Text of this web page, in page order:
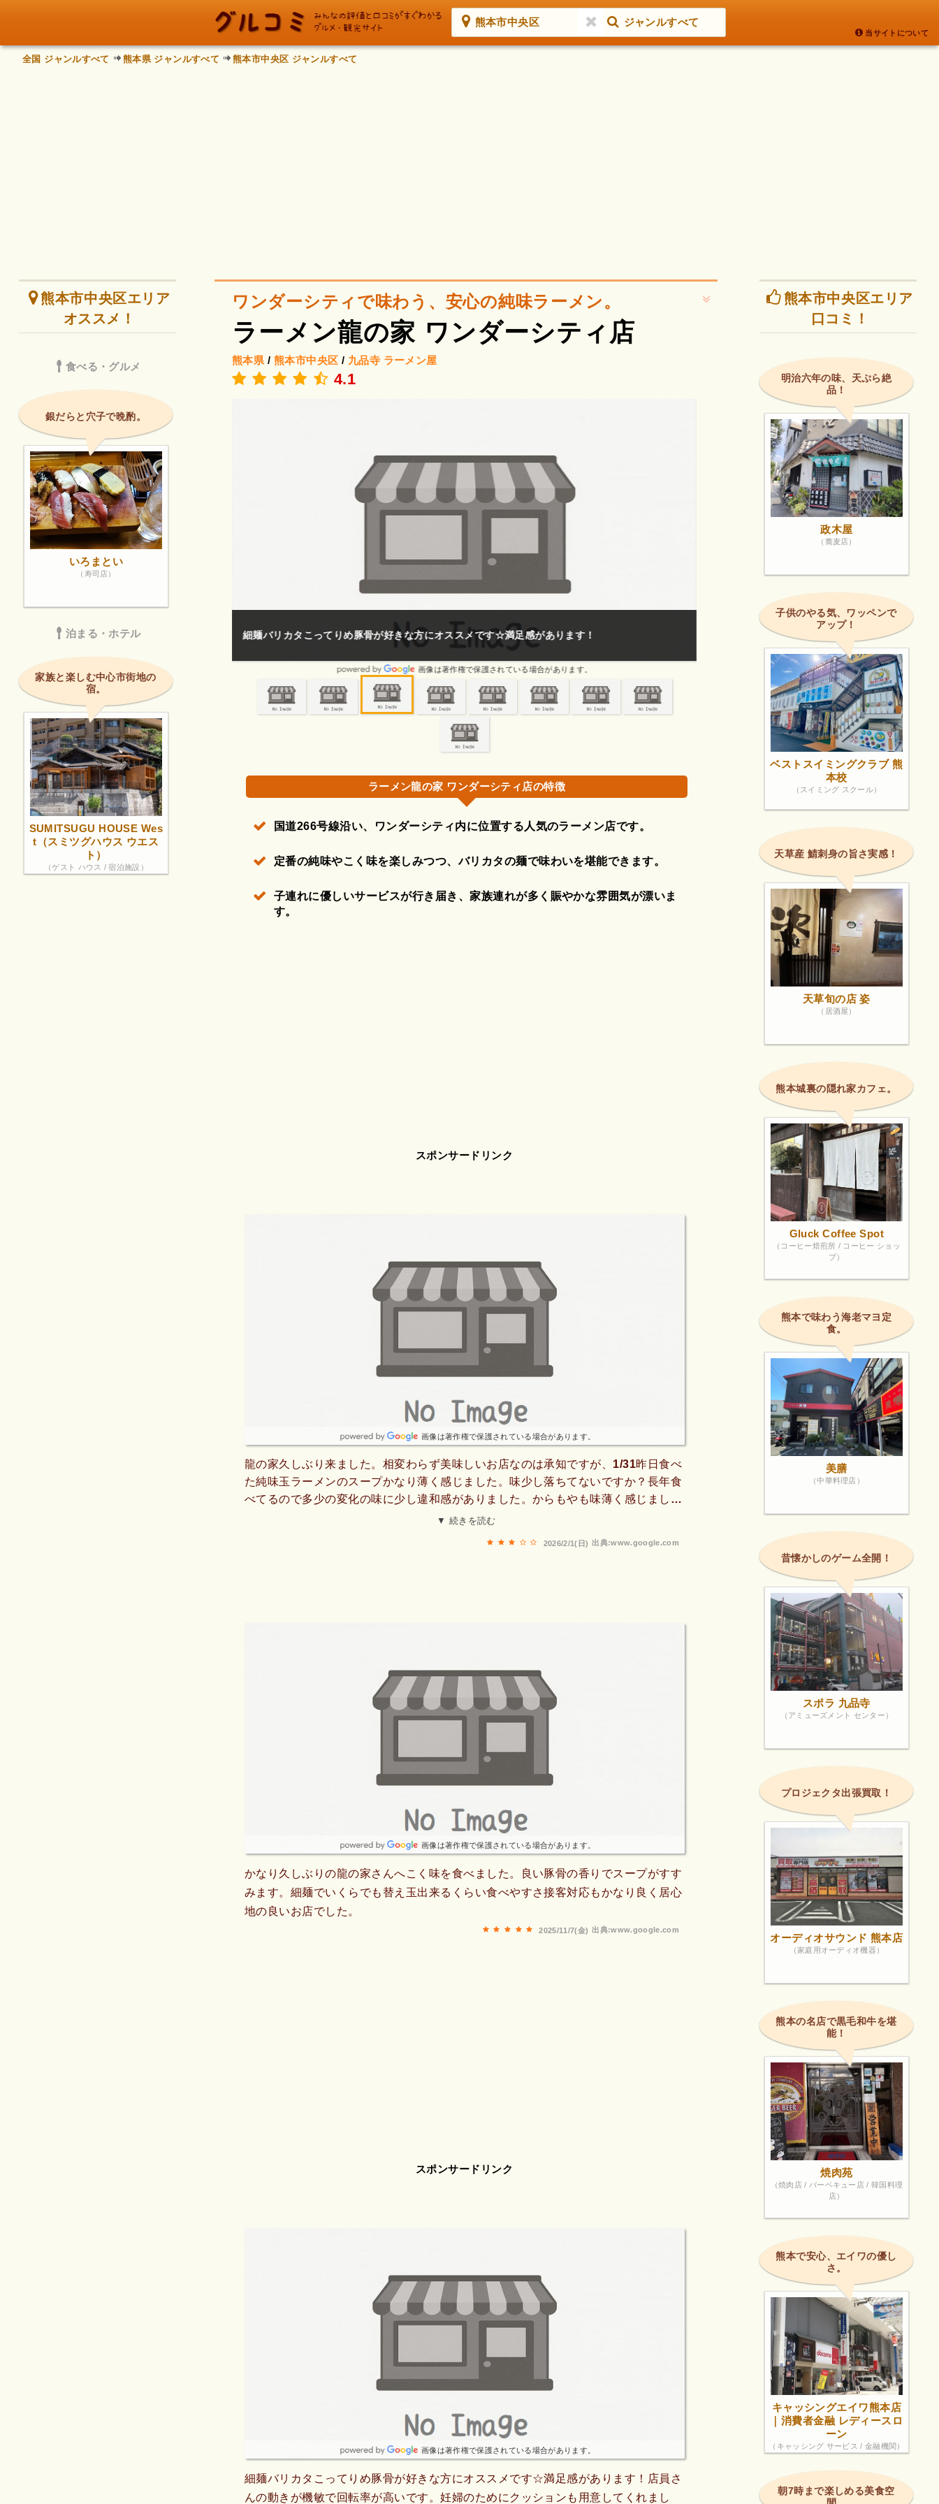
熊本市中央区 ジャンルすべて
当サイトについて
全国 ジャンルすべて 熊本県 ジャンルすべて 熊本市中央区 ジャンルすべて
ワンダーシティで味わう、安心の純味ラーメン。
ラーメン龍の家 ワンダーシティ店
熊本県 / 熊本市中央区 / 九品寺 ラーメン屋
4.1
保護されている場合があります。
細麺バリカタこってりめ豚骨が好きな方にオススメです☆満足感があります！
画像は著作権で保護されている場合があります。
数年ぶりに久しぶりの来店 学生の頃は本当にお
画像は著作権
ラーメン龍の家 ワンダーシティ店の特徴
国道266号線沿い、ワンダーシティ内に位置する人気のラーメン店です。
定番の純味やこく味を楽しみつつ、バリカタの麺で味わいを堪能できます。
子連れに優しいサービスが行き届き、家族連れが多く賑やかな雰囲気が漂いま
す。
スポンサードリンク
画像は著作権で保護されている場合があります。
龍の家久しぶり来ました。相変わらず美味しいお店なのは承知ですが、1/31昨日食べ
た純味玉ラーメンのスープかなり薄く感じました。味少し落ちてないですか？長年食
べてるので多少の変化の味に少し違和感がありました。からもやも味薄く感じまし
た。日によって多少なりとも味が変わるかもですが、提供される前に一度確認をお願
▼ 続きを読む
出典:www.google.com
2026/2/1(日)
画像は著作権で保護されている場合があります。
かなり久しぶりの龍の家さんへこく味を食べました。良い豚骨の香りでスープがすす
みます。細麺でいくらでも替え玉出来るくらい食べやすさ接客対応もかなり良く居心
地の良いお店でした。
出典:www.google.com
2025/11/7(金)
スポンサードリンク
画像は著作権で保護されている場合があります。
細麺バリカタこってりめ豚骨が好きな方にオススメです☆満足感があります！店員さ
んの動きが機敏で回転率が高いです。妊婦のためにクッションも用意してくれまし
熊本市中央区エリア
オススメ！
食べる・グルメ
銀だらと穴子で晩酌。
いろまとい
（寿司店）
泊まる・ホテル
家族と楽しむ中心市街地の
宿。
SUMITSUGU HOUSE Wes
t（スミツグハウス ウエス
ト）
（ゲスト ハウス / 宿泊施設）
熊本市中央区エリア
口コミ！
明治六年の味、天ぷら絶
品！
政木屋
（蕎麦店）
子供のやる気、ワッペンで
アップ！
ベストスイミングクラブ 熊
本校
（スイミング スクール）
天草産 鯖刺身の旨さ実感！
天草旬の店 姿
（居酒屋）
熊本城裏の隠れ家カフェ。
Gluck Coffee Spot
（コーヒー焙煎所 / コーヒー ショッ
プ）
熊本で味わう海老マヨ定
食。
美膳
（中華料理店）
昔懐かしのゲーム全開！
スポラ 九品寺
（アミューズメント センター）
プロジェクタ出張買取！
オーディオサウンド 熊本店
（家庭用オーディオ機器）
熊本の名店で黒毛和牛を堪
能！
焼肉苑
（焼肉店 / バーベキュー店 / 韓国料理
店）
熊本で安心、エイワの優し
さ。
キャッシングエイワ熊本店
｜消費者金融 レディースロ
ーン
（キャッシング サービス / 金融機関）
朝7時まで楽しめる美食空